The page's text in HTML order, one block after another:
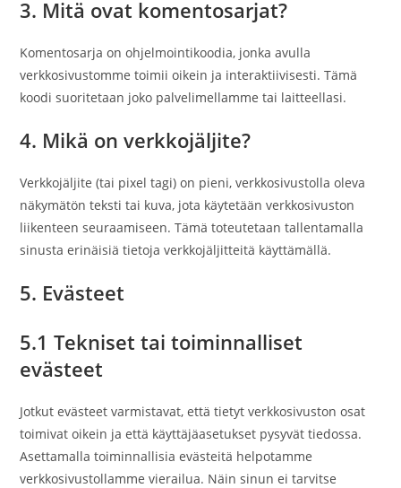
3. Mitä ovat komentosarjat?
Komentosarja on ohjelmointikoodia, jonka avulla
verkkosivustomme toimii oikein ja interaktiivisesti. Tämä
koodi suoritetaan joko palvelimellamme tai laitteellasi.
4. Mikä on verkkojäljite?
Verkkojäljite (tai pixel tagi) on pieni, verkkosivustolla oleva
näkymätön teksti tai kuva, jota käytetään verkkosivuston
liikenteen seuraamiseen. Tämä toteutetaan tallentamalla
sinusta erinäisiä tietoja verkkojäljitteitä käyttämällä.
5. Evästeet
5.1 Tekniset tai toiminnalliset
evästeet
Jotkut evästeet varmistavat, että tietyt verkkosivuston osat
toimivat oikein ja että käyttäjäasetukset pysyvät tiedossa.
Asettamalla toiminnallisia evästeitä helpotamme
verkkosivustollamme vierailua. Näin sinun ei tarvitse